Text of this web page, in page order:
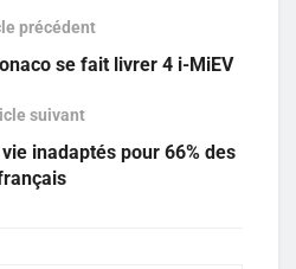
précédent
se fait livrer 4 i-MiEV
suivant
inadaptés pour 66% des